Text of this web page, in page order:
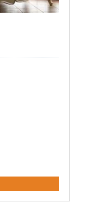
室），戶外獨立
觀極佳
點，如：燈